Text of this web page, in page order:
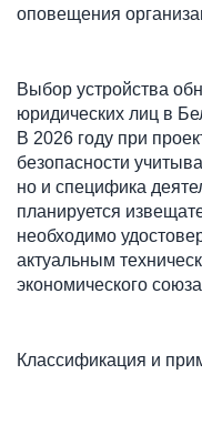
оповещения
Выбор устройства
юридических лиц в
В 2026 году при
безопасности
но и специфика
планируется
необходимо
актуальным
экономического
Классификация и